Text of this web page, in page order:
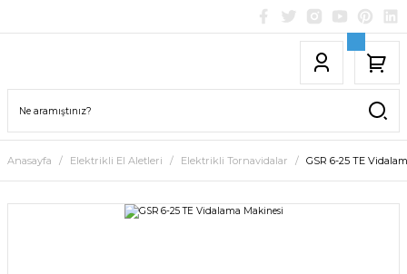
Anasayfa Elektrikli El Aletleri Elektrikli Tornavidalar GSR 6-25 TE